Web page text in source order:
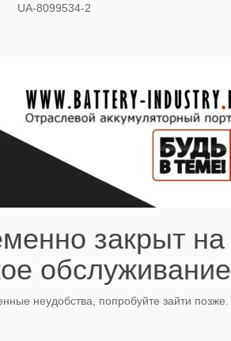
UA-8099534-2
закрыт на
неудобства, попробуйте зайти позже.